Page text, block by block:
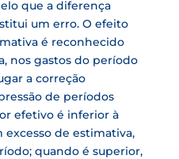
que a diferença
um erro. O efeito
é reconhecido
nos gastos do período
a correção
de períodos
efetivo é inferior à
excesso de estimativa,
quando é superior,